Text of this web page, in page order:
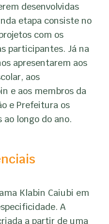
desenvolvidas
etapa consiste no
com os
participantes. Já na
apresentarem aos
aos
e aos membros da
e Prefeitura os
ao longo do ano.
Klabin Caiubi em
A
a partir de uma